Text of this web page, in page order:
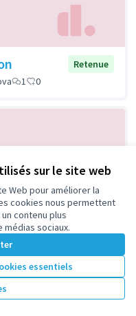
sur le site web
Web pour améliorer la
cookies nous permettent
contenu plus
médias sociaux.
essentiels
Retenue
1 0
Retenue